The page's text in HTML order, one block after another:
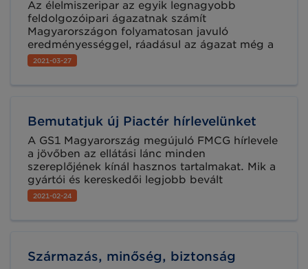
Az élelmiszeripar az egyik legnagyobb
feldolgozóipari ágazatnak számít
Magyarországon folyamatosan javuló
eredményességgel, ráadásul az ágazat még a
koronavírus-járvány idején is tudott növekedni,
amit a digitalizáció csak még tovább
Jólét Fórumon.
2021-03-27
Bemutatjuk új Piactér hírlevelünket
A GS1 Magyarország megújuló FMCG hírlevele
a jövőben az ellátási lánc minden
szereplőjének kínál hasznos tartalmakat. Mik a
gyártói és kereskedői legjobb bevált
gyakorlatok? Melyek a legújabb technológiai
újdonságok? Hogyan alakulnak a fogyasztói és
2021-02-24
Származás, minőség, biztonság